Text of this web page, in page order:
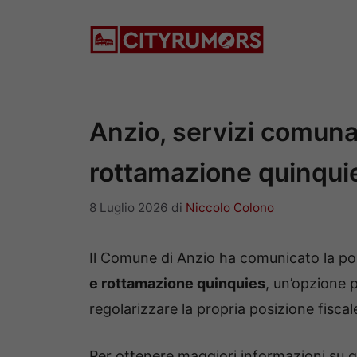
Anzio, servizi
rottamazione
8 Luglio 2026 di Niccolo Colono
Il Comune di Anzio ha comunicato la
e rottamazione quinquies,
regolarizzare la propria posizione